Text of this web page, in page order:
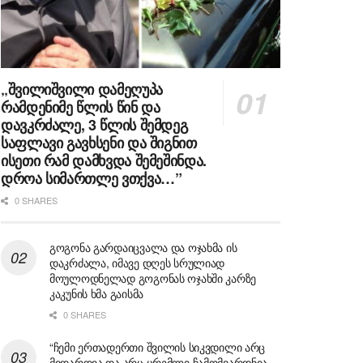
„შვილიშვილი დამეღუპა
რამდენიმე წლის წინ და
დავკრძალე, 3 წლის შემდეგ
საფლავი გავხსენი და შიგნით
ისეთი რამ დამხვდა შემეშინდა.
დროა სიმართლე ვთქვა…”
0 SHARES
გოგონა გარდაიცვალა და ოჯახმა ის
დაკრძალა, იმავე დღეს სრულიად
მოულოდნელად გოგონას ოჯახში კარზე
კაკუნის ხმა გაისმა
0 SHARES
“ჩემი ერთადერთი შვილის სიკვდილი არც